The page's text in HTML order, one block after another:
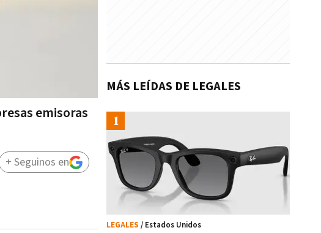
emisoras
+ Seguinos en
MÁS LEÍDAS DE LEGALES
LEGALES / Estados Unidos